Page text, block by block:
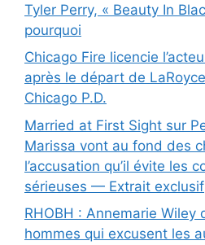
Tyler Perry, « Beauty In
pourquoi
Chicago Fire licencie
après le départ de
Chicago P.D.
Married at First Sight sur
Marissa vont au fond des
l’accusation qu’il évite les
sérieuses — Extrait exclusif
RHOBH : Annemarie Wiley
hommes qui excusent les